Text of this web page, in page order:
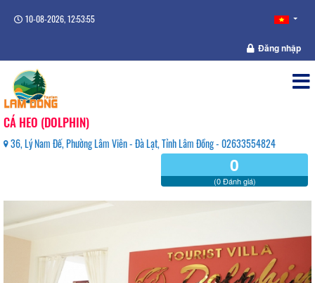
10-08-2026, 12:53:55
Đăng nhập
CÁ HEO (DOLPHIN)
36, Lý Nam Đế, Phường Lâm Viên - Đà Lạt, Tỉnh Lâm Đồng - 02633554824
0
(0 Đánh giá)